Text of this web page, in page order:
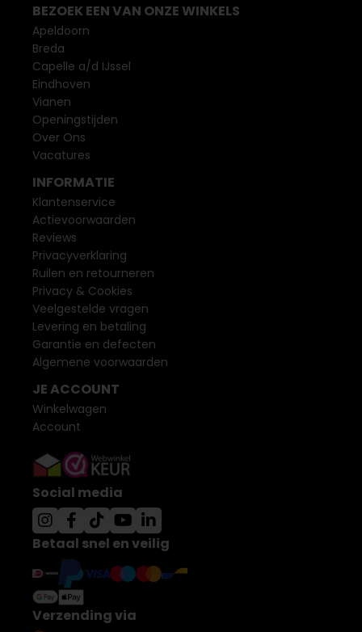
BEZOEK EEN VAN ONZE WINKELS
Apeldoorn
Breda
Capelle a/d IJssel
Eindhoven
Vianen
Openingstijden
Over Ons
Vacatures
INFORMATIE
Klantenservice
Actievoorwaarden
Reviews
Privacyverklaring
Ruilen en retourneren
Privacy & Cookies
Veelgestelde vragen
Levering en betaling
Garantie en defecten
Algemene voorwaarden
JE ACCOUNT
Winkelwagen
Account
Social media
Betaal snel en veilig
Verzending via